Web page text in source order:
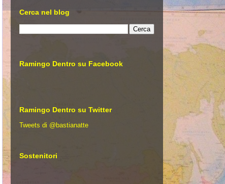
Cerca nel blog
Ramingo Dentro su Facebook
Ramingo Dentro su Twitter
Tweets di @bastianatte
Sostenitori